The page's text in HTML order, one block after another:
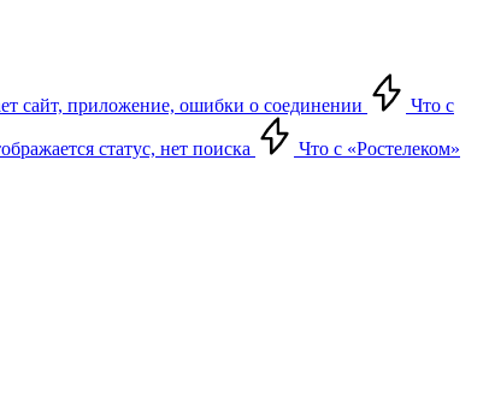
сайт, приложение, ошибки о соединении Что с
статус, нет поиска
Что с «Ростелеком»